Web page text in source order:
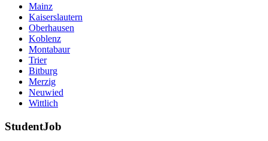
Mainz
Kaiserslautern
Oberhausen
Koblenz
Montabaur
Trier
Bitburg
Merzig
Neuwied
Wittlich
StudentJob